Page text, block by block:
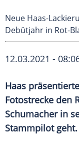
Neue Haas-
Debütjahr in Rot-
12.03.2021 -
Haas
Fotostrecke den
Schumacherin
Stammpilot geht.